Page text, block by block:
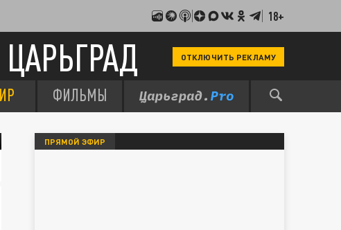
18+
ЦАРЬГРАД ОТКЛЮЧИТЬ РЕКЛАМУ
ФИЛЬМЫ
ПРЯМОЙ ЭФИР